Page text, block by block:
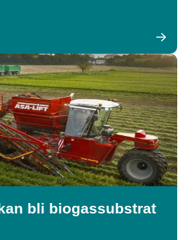
bli biogassubstrat